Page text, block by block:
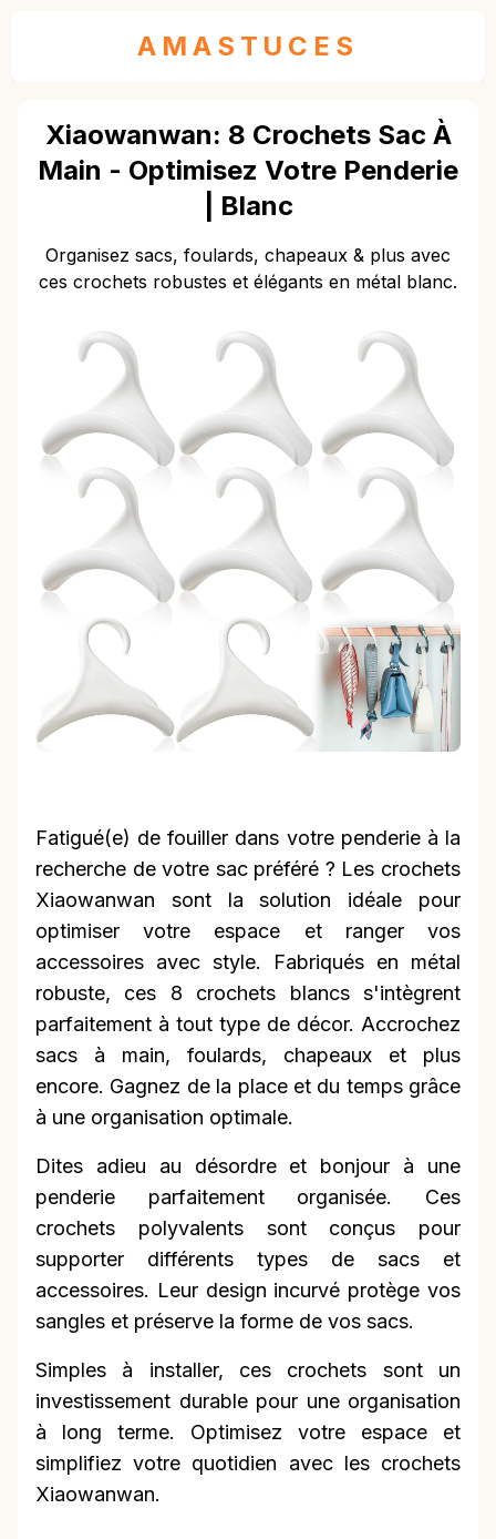
AMASTUCES
Xiaowanwan: 8 Crochets Sac À
Main - Optimisez Votre Penderie
| Blanc
Organisez sacs, foulards, chapeaux & plus avec
ces crochets robustes et élégants en métal blanc.
Fatigué(e) de fouiller dans votre penderie à la
recherche de votre sac préféré ? Les crochets
Xiaowanwan sont la solution idéale pour
optimiser votre espace et ranger vos
accessoires avec style. Fabriqués en métal
robuste, ces 8 crochets blancs s'intègrent
parfaitement à tout type de décor. Accrochez
sacs à main, foulards, chapeaux et plus
encore. Gagnez de la place et du temps grâce
à une organisation optimale.
Dites adieu au désordre et bonjour à une
penderie parfaitement organisée. Ces
crochets polyvalents sont conçus pour
supporter différents types de sacs et
accessoires. Leur design incurvé protège vos
sangles et préserve la forme de vos sacs.
Simples à installer, ces crochets sont un
investissement durable pour une organisation
à long terme. Optimisez votre espace et
simplifiez votre quotidien avec les crochets
Xiaowanwan.